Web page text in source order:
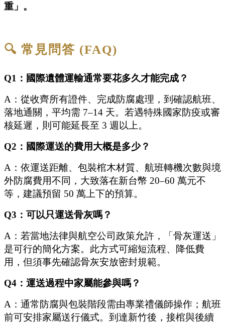
重」。
🔍 常見問答 (FAQ)
Q1：國際遺體運輸通常要花多久才能完成？
A：從收齊所有證件、完成防腐處理，到確認航班、
落地通關，平均需 7–14 天。若遇特殊國家防疫或審
核延遲，則可能延長至 3 週以上。
Q2：國際運送的費用大概是多少？
A：依運送距離、包裝棺木材質、航班轉機次數與境
外防腐費用不同，大致落在新台幣 20–60 萬元不
等，建議預留 50 萬上下的預算。
Q3：可以只運送骨灰嗎？
A：若當地法律與航空公司政策允許，「骨灰運送」
是可行的簡化方案。此方式可縮短流程、降低費
用，但須事先確認骨灰安放密封規範。
Q4：運送過程中家屬能參與嗎？
A：通常防腐與包裝階段需由專業禮儀師操作；航班
前可安排家屬送行儀式。到達新竹後，接棺與後續